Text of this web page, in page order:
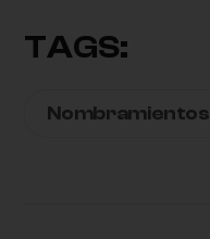
TAGS:
Nombramientos